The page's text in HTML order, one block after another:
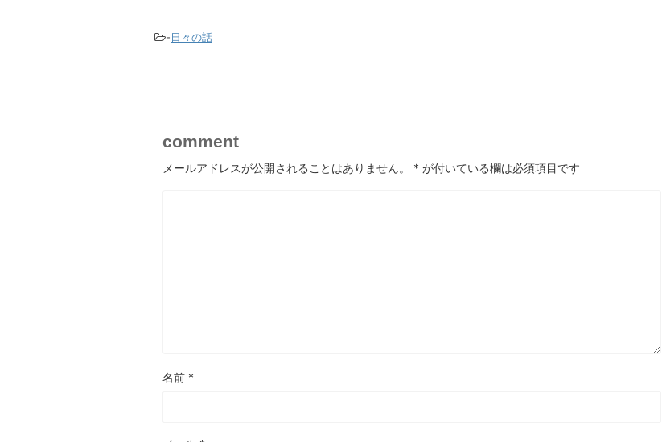
-日々の話
comment
メールアドレスが公開されることはありません。 * が付いている欄は必須項目です
名前 *